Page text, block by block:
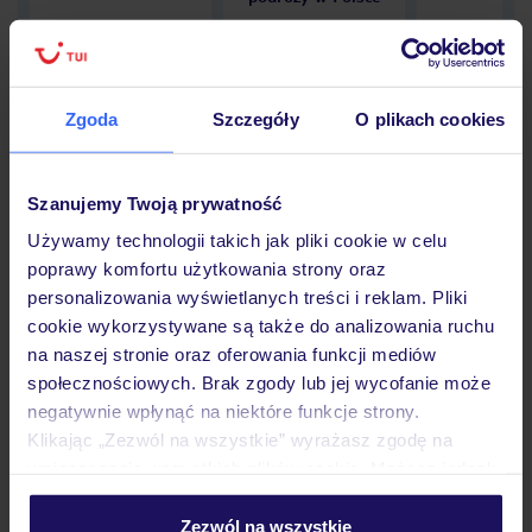
Zgoda Szczegóły O plikach cookies
Szanujemy Twoją prywatność
Używamy technologii takich jak pliki cookie w celu
poprawy komfortu użytkowania strony oraz
personalizowania wyświetlanych treści i reklam. Pliki
cookie wykorzystywane są także do analizowania ruchu
na naszej stronie oraz oferowania funkcji mediów
społecznościowych. Brak zgody lub jej wycofanie może
negatywnie wpłynąć na niektóre funkcje strony.
Klikając „Zezwól na wszystkie” wyrażasz zgodę na
personalizować swój wybór wchodząc w zakładkę
Zezwól na wszystkie
Hotel
Opinie
Pokoje
Wyżywienie
Atrakcje